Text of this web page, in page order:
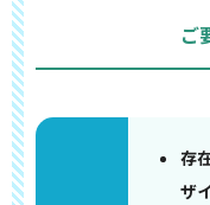
ご
存
ザ